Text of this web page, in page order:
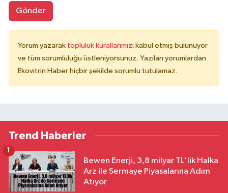
Gönder
Yorum yazarak topluluk kurallarımızı kabul etmiş bulunuyor
ve tüm sorumluluğu üstleniyorsunuz. Yazılan yorumlardan
Ekovitrin Haber hiçbir şekilde sorumlu tutulamaz.
Trend Haberler
Bewen Enerji, 3,8 milyar TL'lik Halka
Arz ile Sermaye Piyasalarına Adım
Atıyor
1